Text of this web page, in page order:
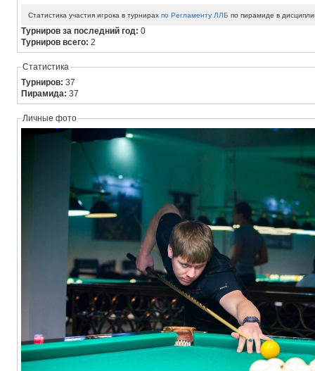
Статистика участия игрока в турнирахпо Регламенту ЛЛБ по пирамиде в
Турниров за последний год:0
Турниров всего:2
Статистика
Турниров:37
Пирамида:37
Личные фото